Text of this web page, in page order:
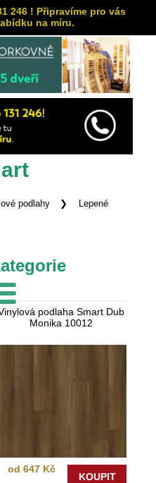
246 ! Připravíme pro vás
na míru.
podlahy
Lepené
podlaha Smart Dub
Monika 10012
od 647 Kč
KOUPIT